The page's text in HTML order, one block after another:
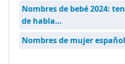
Nombres de bebé 2024:
de habla…
Nombres de mujer